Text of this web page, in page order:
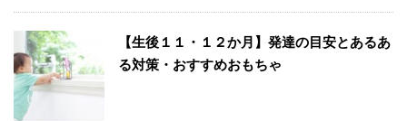
【生後１１・１２か月】発達の目安とあるあ
る対策・おすすめおもちゃ